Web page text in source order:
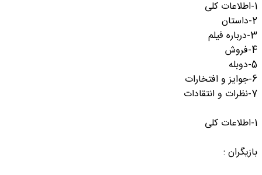
1-اطلاعات کلی
2-داستان
3-درباره فیلم
4-فروش
5-دوبله
6-جوایز و افتخارات
7-نظرات و انتقادات
1-اطلاعات کلی
بازیگران :